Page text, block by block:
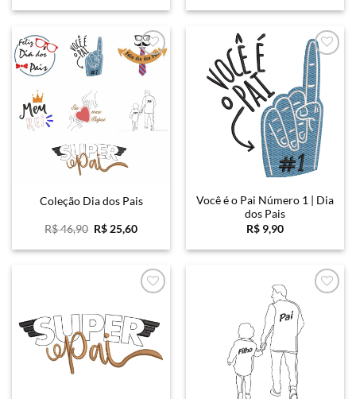
Favoritar
Coleção Dia dos Pais
R$46,90 O
preço
original
R$ 25,60O
atual
R$ 25,60.
Favoritar
Você é o Pai Número 1 | Dia
dos Pais
R$ 9,90
Favoritar